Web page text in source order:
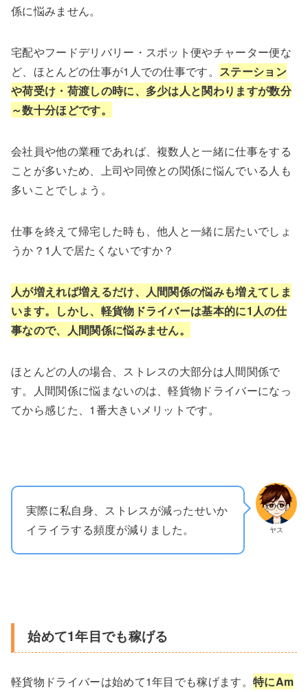
係に悩みません。
宅配やフードデリバリー・スポット便やチャーター便な
ど、ほとんどの仕事が1人での仕事です。 ステーション
や荷受け・荷渡しの時に、多少は人と関わりますが数分
～数十分ほどです。
会社員や他の業種であれば、複数人と一緒に仕事をする
ことが多いため、上司や同僚との関係に悩んでいる人も
多いことでしょう。
仕事を終えて帰宅した時も、他人と一緒に居たいでしょ
うか？1人で居たくないですか？
人が増えれば増えるだけ、人間関係の悩みも増えてしま
います。しかし、軽貨物ドライバーは基本的に1人の仕
事なので、人間関係に悩みません。
ほとんどの人の場合、ストレスの大部分は人間関係で
す。人間関係に悩まないのは、軽貨物ドライバーになっ
てから感じた、1番大きいメリットです。
ヤス
実際に私自身、ストレスが減ったせいか
イライラする頻度が減りました。
始めて1年目でも稼げる
軽貨物ドライバーは始めて1年目でも稼げます。特にAm